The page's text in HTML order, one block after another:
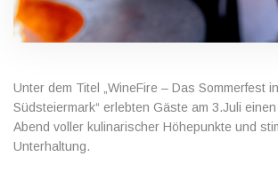
Unter dem Titel „WineFire – Das Sommerfest
Südsteiermark“ erlebten Gäste am 3.Juli
Abend voller kulinarischer Höhepunkte und
Unterhaltung.